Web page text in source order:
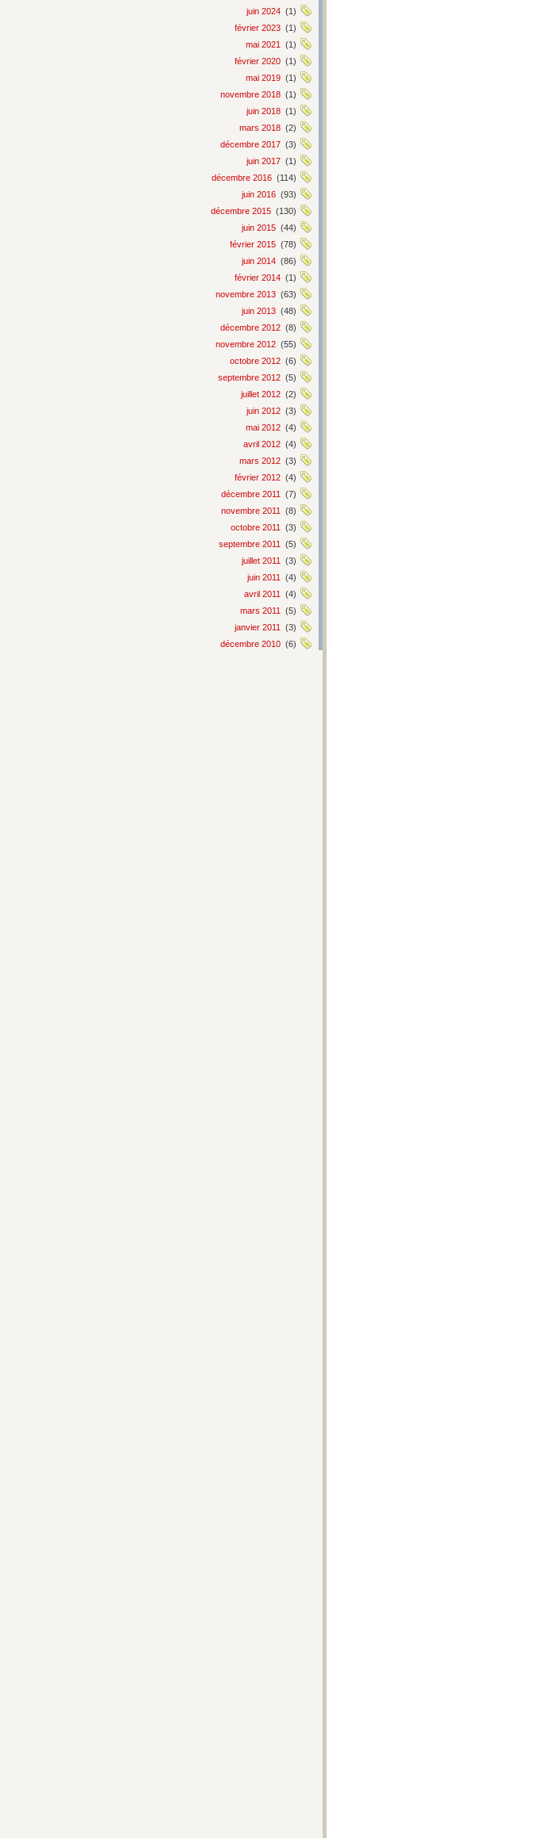
juin 2024 (1)
février 2023 (1)
mai 2021
(1)
février 2020 (1)
mai 2019 (1)
novembre 2018 (1)
juin 2018 (1)
mars 2018 (2)
décembre 2017 (3)
juin 2017 (1)
décembre 2016 (114)
juin 2016 (93)
décembre 2015 (130)
juin 2015 (44)
février 2015 (78)
juin 2014 (86)
février 2014 (1)
novembre 2013 (63)
juin 2013 (48)
décembre 2012 (8)
novembre 2012 (55)
octobre 2012 (6)
septembre 2012 (5)
juillet 2012 (2)
juin 2012 (3)
mai 2012 (4)
avril 2012 (4)
mars 2012 (3)
février 2012 (4)
décembre 2011
(7)
novembre 2011
(8)
octobre 2011
(3)
septembre 2011
(5)
juillet 2011
(3)
juin 2011
(4)
avril 2011
(4)
mars 2011
(5)
janvier 2011
(3)
décembre 2010 (6)